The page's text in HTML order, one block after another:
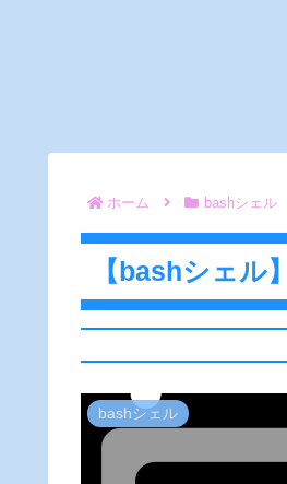
ホーム bashシェル
【bashシェル
bashシェル